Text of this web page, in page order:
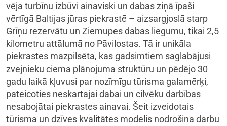
vēja turbīnu izbūvi ainaviski un dabas ziņā īpaši
vērtīgā Baltijas jūras piekrastē – aizsargjoslā starp
Grīņu rezervātu un Ziemupes dabas liegumu, tikai 2,5
kilometru attālumā no Pāvilostas. Tā ir unikāla
piekrastes mazpilsēta, kas gadsimtiem saglabājusi
zvejnieku ciema plānojuma struktūru un pēdējo 30
gadu laikā kļuvusi par nozīmīgu tūrisma galamērķi,
pateicoties neskartajai dabai un cilvēku darbības
nesabojātai piekrastes ainavai. Šeit izveidotais
tūrisma un dzīves kvalitātes modelis nodrošina darbu